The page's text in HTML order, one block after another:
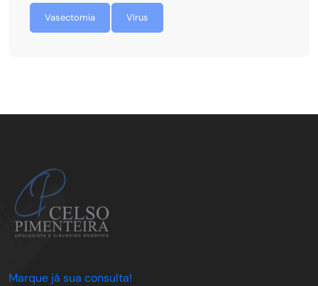
Vasectomia Vírus
Marque já sua consulta!